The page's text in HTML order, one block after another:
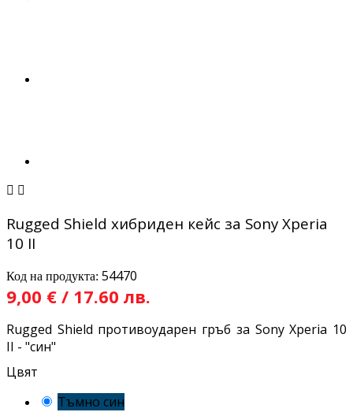
 
Rugged Shield хибриден кейс за Sony Xperia
10 II
Код на продукта: 54470
9,00 € / 17.60 лв.
Rugged Shield противоударен гръб за Sony Xperia 10
II - "син"
Цвят
Тъмно син